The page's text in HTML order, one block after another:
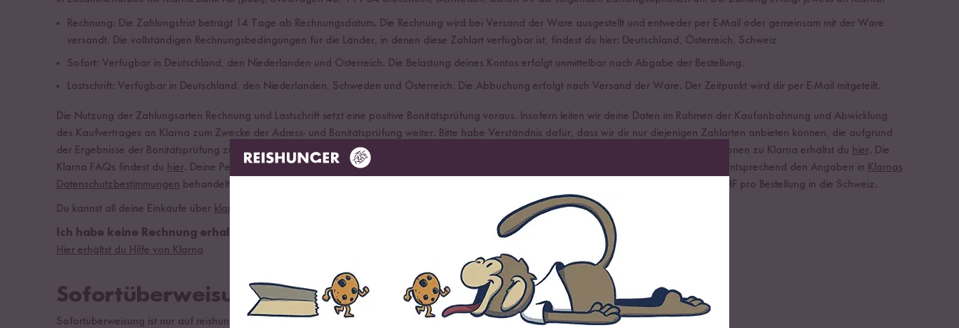
Rechnung: Die Zahlungsfrist beträgt 14 Tage ab Rechnungsdatum. Die Rechnung wird bei Versand der Ware ausgestellt und entweder per E-Mail oder gemeinsam mit der Ware
versandt. Die vollständigen Rechnungsbedingungen für die Länder, in denen diese Zahlart verfügbar ist, findest du hier: Deutschland , Österreich, Schweiz
Sofort: Verfügbar in Deutschland, den Niederlanden und Österreich. Die Belastung deines Kontos erfolgt unmittelbar nach Abgabe der Bestellung.
Lastschrift: Verfügbar in Deutschland, den Niederlanden, Schweden und Österreich. Die Abbuchung erfolgt nach Versand der Ware. Der Zeitpunkt wird dir per E-Mail mitgeteilt.
Die Nutzung der Zahlungsarten Rechnung und Lastschrift setzt eine positive Bonitätsprüfung voraus. Insofern leiten wir deine Daten im Rahmen der Kaufanbahnung und Abwicklung
des Kaufvertrages an Klarna zum Zwecke der Adress- und Bonitätsprüfung weiter. Bitte habe Verständnis dafür, dass wir dir nur diejenigen Zahlarten anbieten können, die aufgrund
der Ergebnisse der Bonitätsprüfung zulässig sind. Weitere Informationen und Klarnas Nutzungsbedingungen findest du hier. Allgemeine Informationen zu Klarna erhältst du hier. Die
Klarna FAQs findest du hier. Deine Personenangaben werden von Klarna in Übereinstimmung mit den geltenden Datenschutzbestimmungen und entsprechend den Angaben in Klarnas
Datenschutzbestimmungen behandelt. Der Onlineshop erhebt beim Rechnungskauf mit Klarna eine Gebühr von 0,- Euro pro Bestellung, bzw. 0 CHF pro Bestellung in die Schweiz.
Du kannst all deine Einkäufe über klarna.com
Ich habe keine Rechnung erhalten, was kann ich tun?
Hier erhältst du Hilfe von Klarna
Sofortüberweisung
Sofortüberweisung ist nur auf reishunger.de und reishunger.com/at möglich.